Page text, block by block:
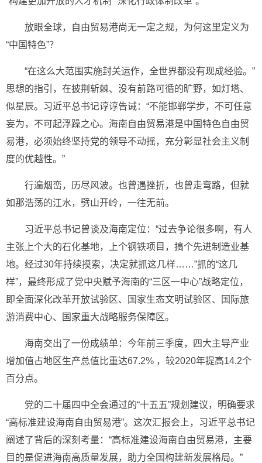
放眼全球，自由贸易港尚无一定之规，为何这里定义为
“中国特色”？
“在这么大范围实施封关运作，全世界都没有现成经验。”
思想的指引，在披荆斩棘、没有前路可循的旷野，如灯塔、
似星辰。习近平总书记谆谆告诫：“不能邯郸学步，不可任意
妄为，不可起浮躁之心。海南自由贸易港是中国特色自由贸
易港，必须始终坚持党的领导不动摇，充分彰显社会主义制
度的优越性。”
行遍烟峦，历尽风波。也曾遇挫折，也曾走弯路，但就
如那浩荡的江水，劈山开岭，一往无前。
习近平总书记曾谈及海南定位：“过去争论很多啊，有人
主张上个大的石化基地，上个钢铁项目，搞个先进制造业基
地。经过30年持续摸索，决定就抓这几样……”抓的“这几
样”，最终形成了党中央赋予海南的“三区一中心”战略定位，
即全面深化改革开放试验区、国家生态文明试验区、国际旅
游消费中心、国家重大战略服务保障区。
海南交出了一份成绩单：今年前三季度，四大主导产业
增加值占地区生产总值比重达67.2% ，较2020年提高14.2个
百分点。
党的二十届四中全会通过的“十五五”规划建议，明确要求
“高标准建设海南自由贸易港”。这次汇报会上，习近平总书记
阐述了背后的深刻考量：“高标准建设海南自由贸易港，主要
目的是促进海南高质量发展，助力全国构建新发展格局。”